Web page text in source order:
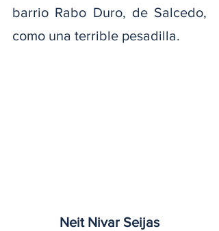
barrio Rabo Duro, de Salcedo,
como una terrible pesadilla.
Neit Nivar Seijas